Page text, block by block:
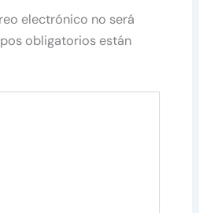
electrónico no será
obligatorios están